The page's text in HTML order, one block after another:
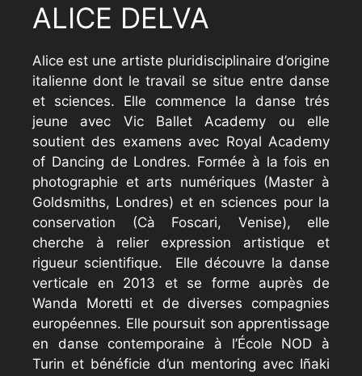
ALICE DELVA
Alice est une artiste pluridisciplinaire d’origine
italienne dont le travail se situe entre danse
et sciences. Elle commence la danse trés
jeune avec Vic Ballet Academy ou elle
soutient des examens avec Royal Academy
of Dancing de Londres. Formée à la fois en
photographie et arts numériques (Master à
Goldsmiths, Londres) et en sciences pour la
conservation (Cà Foscari, Venise), elle
cherche à relier expression artistique et
rigueur scientifique. Elle découvre la danse
verticale en 2013 et se forme auprès de
Wanda Moretti et de diverses compagnies
européennes. Elle poursuit son apprentissage
en danse contemporaine à l’École NOD à
Turin et bénéficie d’un mentoring avec Iñaki